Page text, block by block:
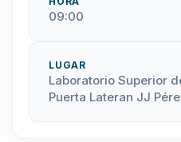
09:00
LUGAR
Laboratorio Superior
Puerta Lateran JJ